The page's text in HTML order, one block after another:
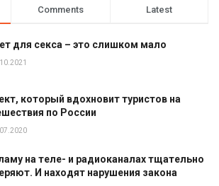
Comments Latest
для секса – это слишком мало
который вдохновит туристов на
по России
на теле- и радиоканалах тщательно
И находят нарушения закона